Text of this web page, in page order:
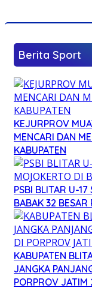
Berita Sport
KEJURPROV
MENCARI DAN
KABUPATEN
PSBI BLITAR U-
BABAK 32 BESAR
KABUPATEN
JANGKA
PORPROV JATIM